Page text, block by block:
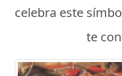
celebra este
te